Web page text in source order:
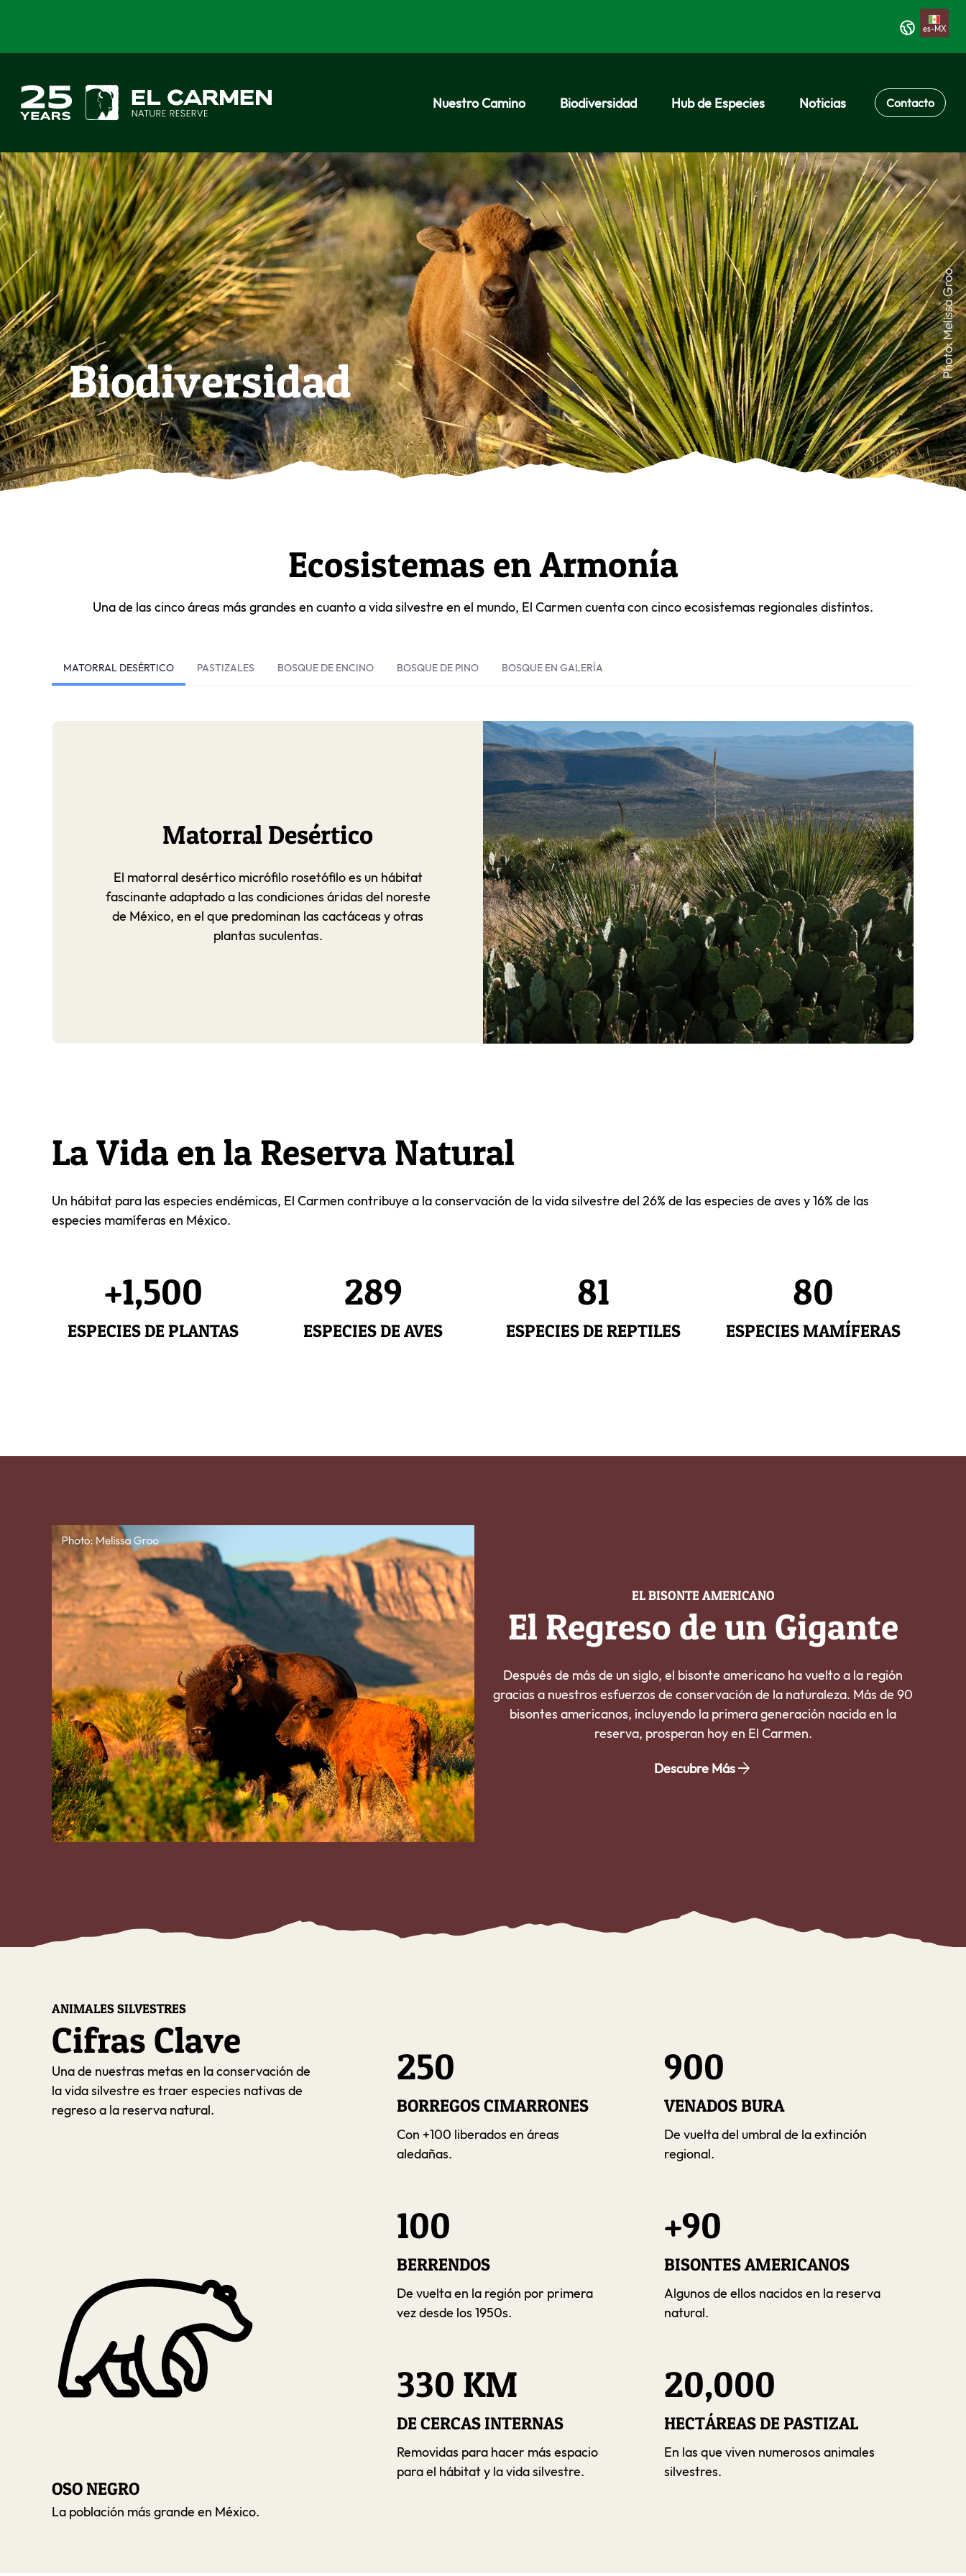
es-MX
Nuestro Camino Biodiversidad Hub de Especies Noticias Contacto
Biodiversidad
Ecosistemas en Armonía
Una de las cinco áreas más grandes en cuanto a vida silvestre en el mundo, El Carmen cuenta con cinco ecosistemas regionales distintos.
MATORRAL DESÉRTICO PASTIZALES BOSQUE DE ENCINO BOSQUE DE PINO BOSQUE EN GALERÍA
Matorral Desértico
El matorral desértico micrófilo rosetófilo es un hábitat
fascinante adaptado a las condiciones áridas del noreste
de México, en el que predominan las cactáceas y otras
plantas suculentas.
La Vida en la Reserva Natural
Un hábitat para las especies endémicas, El Carmen contribuye a la conservación de la vida silvestre del 26% de las especies de aves y 16% de las
especies mamíferas en México.
+1,500
ESPECIES DE PLANTAS
289
ESPECIES DE AVES
81
ESPECIES DE REPTILES
80
ESPECIES MAMÍFERAS
EL BISONTE AMERICANO
El Regreso de un Gigante
Después de más de un siglo, el bisonte americano ha vuelto a la región
gracias a nuestros esfuerzos de conservación de la naturaleza. Más de 90
bisontes americanos, incluyendo la primera generación nacida en la
reserva, prosperan hoy en El Carmen.
Descubre Más
ANIMALES SILVESTRES
Cifras Clave
Una de nuestras metas en la conservación de
la vida silvestre es traer especies nativas de
regreso a la reserva natural.
OSO NEGRO
La población más grande en México.
250
BORREGOS CIMARRONES
Con +100 liberados en áreas
aledañas.
900
VENADOS BURA
De vuelta del umbral de la extinción
regional.
100
BERRENDOS
De vuelta en la región por primera
vez desde los 1950s.
+90
BISONTES AMERICANOS
Algunos de ellos nacidos en la reserva
natural.
330 KM
DE CERCAS INTERNAS
Removidas para hacer más espacio
para el hábitat y la vida silvestre.
20,000
HECTÁREAS DE PASTIZAL
En las que viven numerosos animales
silvestres.